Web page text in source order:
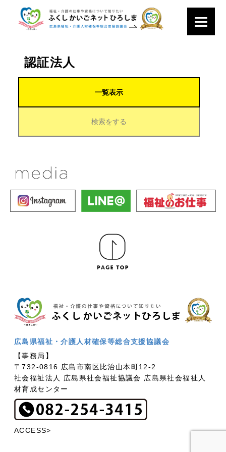
認証法人
一覧表示
検索をする
広島県福祉・介護人材確保等総合支援協議会
【事務局】
〒732-0816 広島市南区比治山本町12-2
社会福祉法人 広島県社会福祉協議会 広島県社会福祉人
材育成センター
ACCESS>